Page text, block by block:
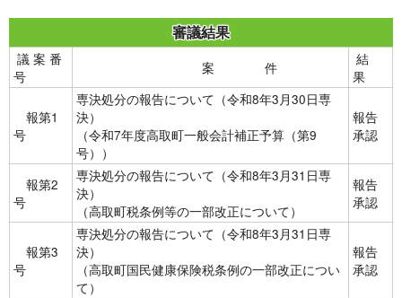
審議結果
議 案 番
号
案 件
結
果
報第1
号
専決処分の報告について（令和8年3月30日専
決）
（令和7年度高取町一般会計補正予算（第9
号））
報告
承認
報第2
号
専決処分の報告について（令和8年3月31日専
決）
（高取町税条例等の一部改正について）
報告
承認
報第3
号
専決処分の報告について（令和8年3月31日専
決）
（高取町国民健康保険税条例の一部改正につい
て）
報告
承認